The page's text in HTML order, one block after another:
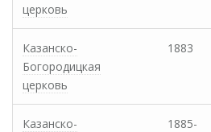
церковь
Казанско-
Богородицкая
церковь
1883
Казанско-
1885-